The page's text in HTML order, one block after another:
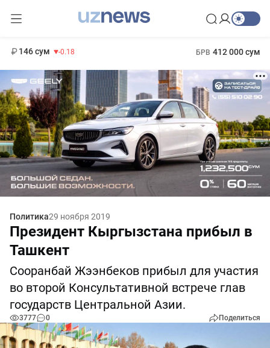
146 сум -0.18 БРВ 412 000 сум
Политика29 ноября 2019
Президент Кыргызстана прибыл в
Ташкент
Сооранбай Жээнбеков прибыл для участия
во второй Консультативной встрече глав
государств Центральной Азии.
3777 0 Поделиться